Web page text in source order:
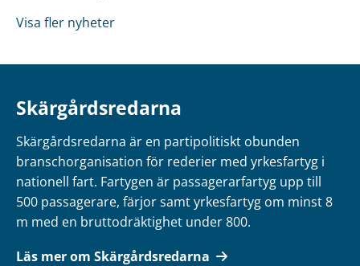
Visa fler nyheter
Skärgårdsredarna
Skärgårdsredarna är en partipolitiskt obunden
branschorganisation för rederier med yrkesfartyg i
nationell fart. Fartygen är passagerarfartyg upp till
500 passagerare, färjor samt yrkesfartyg om minst 8
m med en bruttodräktighet under 800.
Läs mer om Skärgårdsredarna